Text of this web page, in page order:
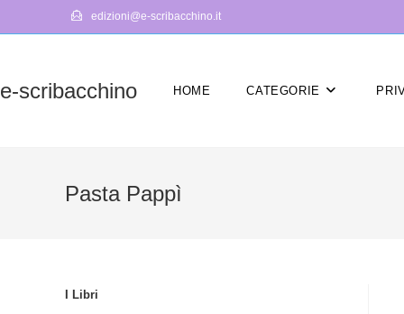
al
edizioni@e-scribacchino.it
e-scribacchino HOME CATEGORIE
Pasta Pappì
I Libri